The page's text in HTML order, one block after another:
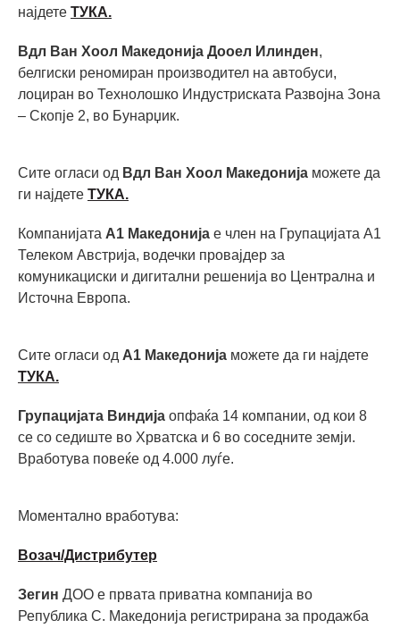
најдете ТУКА.
Вдл Ван Хоол Македонија Дооел Илинден,
белгиски реномиран производител на автобуси,
лоциран во Технолошко Индустриската Развојна Зона
– Скопје 2, во Бунарџик.
Сите огласи од Вдл Ван Хоол Македонија можете да
ги најдете ТУКА.
Компанијата А1 Македонија е член на Групацијата А1
Телеком Австрија, водечки провајдер за
комуникациски и дигитални решенија во Централна и
Источна Европа.
Сите огласи од А1 Македонија можете да ги најдете
ТУКА.
Групацијата Виндија опфаќа 14 компании, од кои 8
се со седиште во Хрватска и 6 во соседните земји.
Вработува повеќе од 4.000 луѓе.
Моментално вработува:
Возач/Дистрибутер
Зегин ДОО е првата приватна компанија во
Република С. Македонија регистрирана за продажба